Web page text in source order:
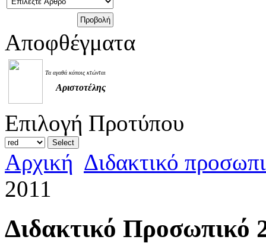
Αποφθέγματα
Τα αγαθά κόποις κτώνται
Αριστοτέλης
Επιλογή Προτύπου
Αρχική Διδακτικό
2011
Διδακτικό Προσωπικό